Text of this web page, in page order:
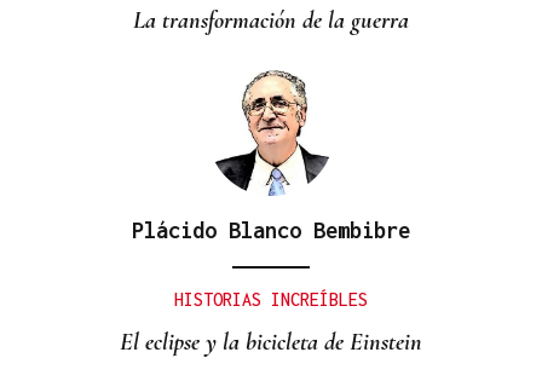
CEG y UGT para reducir las bajas laborales
La transformación de la guerra
Plácido Blanco Bembibre
HISTORIAS INCREÍBLES
El eclipse y la bicicleta de Einstein